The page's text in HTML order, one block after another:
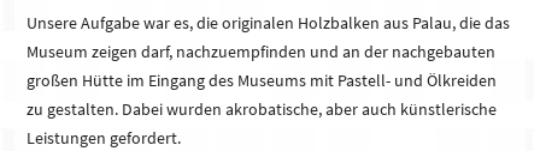
Unsere Aufgabe war es, die originalen Holzbalken aus Palau, die das
Museum zeigen darf, nachzuempfinden und an der nachgebauten
großen Hütte im Eingang des Museums mit Pastell- und Ölkreiden
zu gestalten. Dabei wurden akrobatische, aber auch künstlerische
Leistungen gefordert.